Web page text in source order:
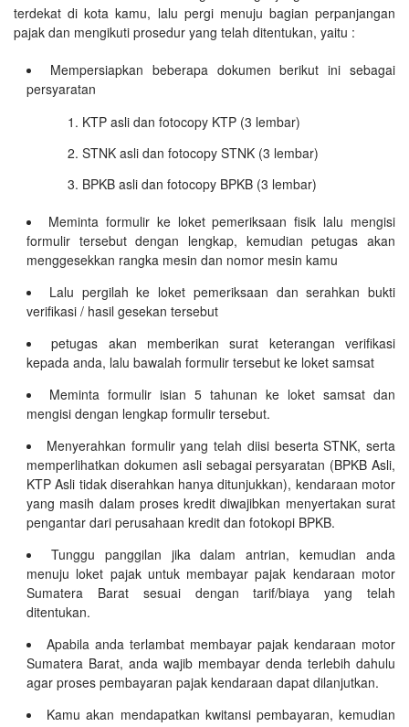
terdekat di kota kamu, lalu pergi menuju bagian perpanjangan
pajak dan mengikuti prosedur yang telah ditentukan, yaitu :
Mempersiapkan beberapa dokumen berikut ini sebagai
persyaratan
KTP asli dan fotocopy KTP (3 lembar)
STNK asli dan fotocopy STNK (3 lembar)
BPKB asli dan fotocopy BPKB (3 lembar)
Meminta formulir ke loket pemeriksaan fisik lalu mengisi
formulir tersebut dengan lengkap, kemudian petugas akan
menggesekkan rangka mesin dan nomor mesin kamu
Lalu pergilah ke loket pemeriksaan dan serahkan bukti
verifikasi / hasil gesekan tersebut
petugas akan memberikan surat keterangan verifikasi
kepada anda, lalu bawalah formulir tersebut ke loket samsat
Meminta formulir isian 5 tahunan ke loket samsat dan
mengisi dengan lengkap formulir tersebut.
Menyerahkan formulir yang telah diisi beserta STNK, serta
memperlihatkan dokumen asli sebagai persyaratan (BPKB Asli,
KTP Asli tidak diserahkan hanya ditunjukkan), kendaraan motor
yang masih dalam proses kredit diwajibkan menyertakan surat
pengantar dari perusahaan kredit dan fotokopi BPKB.
Tunggu panggilan jika dalam antrian, kemudian anda
menuju loket pajak untuk membayar pajak kendaraan motor
Sumatera Barat sesuai dengan tarif/biaya yang telah
ditentukan.
Apabila anda terlambat membayar pajak kendaraan motor
Sumatera Barat, anda wajib membayar denda terlebih dahulu
agar proses pembayaran pajak kendaraan dapat dilanjutkan.
Kamu akan mendapatkan kwitansi pembayaran, kemudian